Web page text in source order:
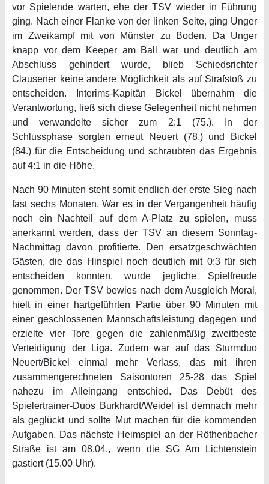
vor Spielende warten, ehe der TSV wieder in Führung
ging. Nach einer Flanke von der linken Seite, ging Unger
im Zweikampf mit von Münster zu Boden. Da Unger
knapp vor dem Keeper am Ball war und deutlich am
Abschluss gehindert wurde, blieb Schiedsrichter
Clausener keine andere Möglichkeit als auf Strafstoß zu
entscheiden. Interims-Kapitän Bickel übernahm die
Verantwortung, ließ sich diese Gelegenheit nicht nehmen
und verwandelte sicher zum 2:1 (75.). In der
Schlussphase sorgten erneut Neuert (78.) und Bickel
(84.) für die Entscheidung und schraubten das Ergebnis
auf 4:1 in die Höhe.
Nach 90 Minuten steht somit endlich der erste Sieg nach
fast sechs Monaten. War es in der Vergangenheit häufig
noch ein Nachteil auf dem A-Platz zu spielen, muss
anerkannt werden, dass der TSV an diesem Sonntag-
Nachmittag davon profitierte. Den ersatzgeschwächten
Gästen, die das Hinspiel noch deutlich mit 0:3 für sich
entscheiden konnten, wurde jegliche Spielfreude
genommen. Der TSV bewies nach dem Ausgleich Moral,
hielt in einer hartgeführten Partie über 90 Minuten mit
einer geschlossenen Mannschaftsleistung dagegen und
erzielte vier Tore gegen die zahlenmäßig zweitbeste
Verteidigung der Liga. Zudem war auf das Sturmduo
Neuert/Bickel einmal mehr Verlass, das mit ihren
zusammengerechneten Saisontoren 25-28 das Spiel
nahezu im Alleingang entschied. Das Debüt des
Spielertrainer-Duos Burkhardt/Weidel ist demnach mehr
als geglückt und sollte Mut machen für die kommenden
Aufgaben. Das nächste Heimspiel an der Röthenbacher
Straße ist am 08.04., wenn die SG Am Lichtenstein
gastiert (15.00 Uhr).